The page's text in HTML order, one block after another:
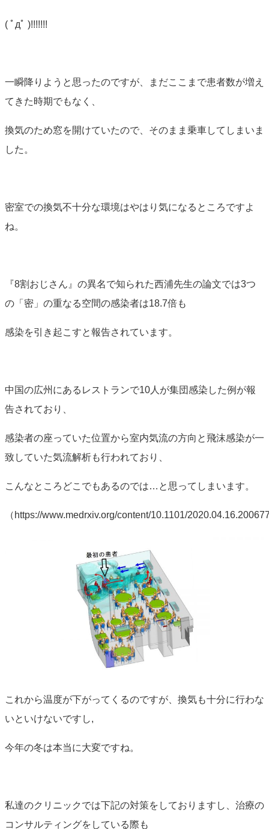
( ﾟдﾟ )!!!!!!!
一瞬降りようと思ったのですが、まだここまで患者数が増え
てきた時期でもなく、
換気のため窓を開けていたので、そのまま乗車してしまいま
した。
密室での換気不十分な環境はやはり気になるところですよ
ね。
『8割おじさん』の異名で知られた西浦先生の論文では3つ
の「密」の重なる空間の感染者は18.7倍も
感染を引き起こすと報告されています。
中国の広州にあるレストランで10人が集団感染した例が報
告されており、
感染者の座っていた位置から室内気流の方向と飛沫感染が一
致していた気流解析も行われており、
こんなところどこでもあるのでは…と思ってしまいます。
（https://www.medrxiv.org/content/10.1101/
これから温度が下がってくるのですが、換気も十分に行わな
いといけないですし,
今年の冬は本当に大変ですね。
私達のクリニックでは下記の対策をしておりますし、治療の
コンサルティングをしている際も